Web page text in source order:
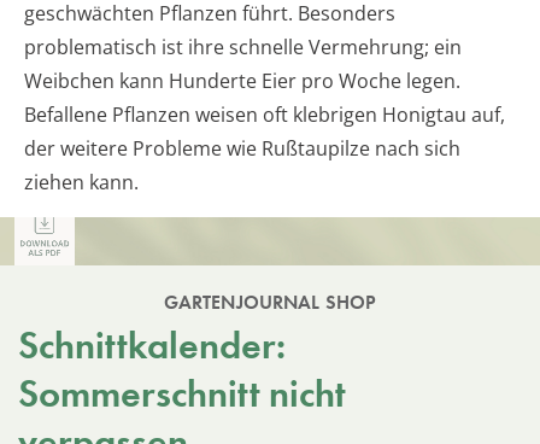
geschwächten Pflanzen führt. Besonders
problematisch ist ihre schnelle Vermehrung; ein
Weibchen kann Hunderte Eier pro Woche legen.
Befallene Pflanzen weisen oft klebrigen Honigtau auf,
der weitere Probleme wie Rußtaupilze nach sich
ziehen kann.
GARTENJOURNAL SHOP
Schnittkalender:
Sommerschnitt nicht